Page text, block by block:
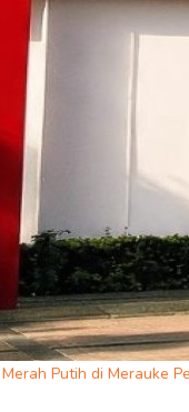
Putih di Merauke